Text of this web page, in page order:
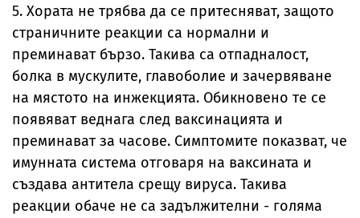
5. Хората не трябва да се притесняват, защото
страничните реакции са нормални и
преминават бързо. Такива са отпадналост,
болка в мускулите, главоболие и зачервяване
на мястото на инжекцията. Обикновено те се
появяват веднага след ваксинацията и
преминават за часове. Симптомите показват, че
имунната система отговаря на ваксината и
създава антитела срещу вируса. Такива
реакции обаче не са задължителни - голяма